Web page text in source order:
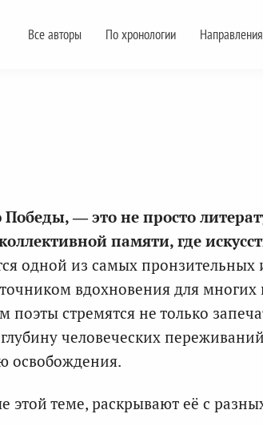
Все авторы По хронологии
— это не просто
памяти, где
одной из самых
вдохновения для
стремятся не только
человеческих
освобождения.
теме, раскрывают её с